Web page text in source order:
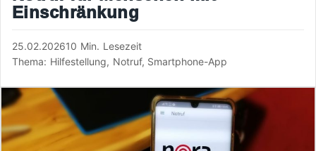
Einschränkung
25.02.202610 Min. Lesezeit
Thema: Hilfestellung, Notruf, Smartphone-App